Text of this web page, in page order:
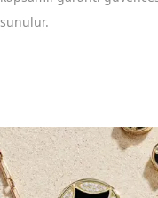
sunulur.